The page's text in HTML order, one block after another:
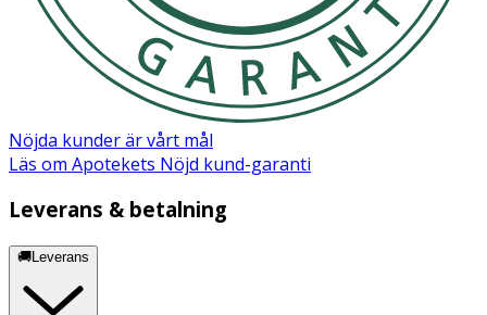
Nöjda kunder är vårt mål
Läs om Apotekets Nöjd kund-garanti
Leverans & betalning
🚚Leverans